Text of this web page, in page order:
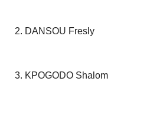
2. DANSOU Fresly
3. KPOGODO Shalom